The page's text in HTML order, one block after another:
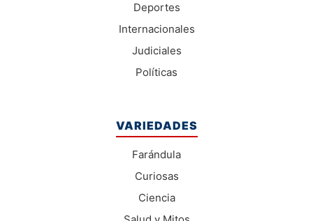
Deportes
Internacionales
Judiciales
Políticas
VARIEDADES
Farándula
Curiosas
Ciencia